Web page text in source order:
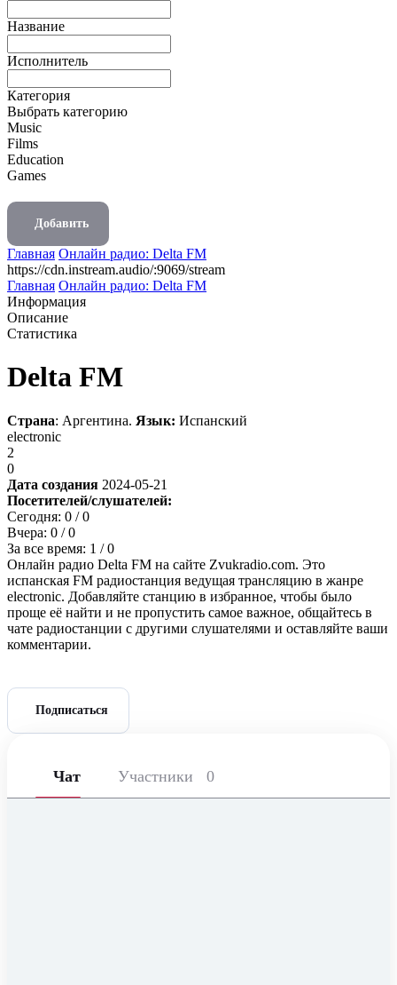
Название
Исполнитель
Категория
Выбрать категорию
Music
Films
Education
Games
Добавить
Главная Онлайн радио: Delta FM
https://cdn.instream.audio/:9069/stream
Главная Онлайн радио: Delta FM
Информация
Описание
Статистика
Delta FM
Страна: Аргентина. Язык: Испанский
electronic
2
0
Дата создания 2024-05-21
Посетителей/слушателей:
Сегодня: 0 / 0
Вчера: 0 / 0
За все время: 1 / 0
Онлайн радио Delta FM на сайте Zvukradio.com. Это
испанская FM радиостанция ведущая трансляцию в жанре
electronic. Добавляйте станцию в избранное, чтобы было
проще её найти и не пропустить самое важное, общайтесь в
чате радиостанции с другими слушателями и оставляйте ваши
комментарии.
Подписаться
Чат Участники 0